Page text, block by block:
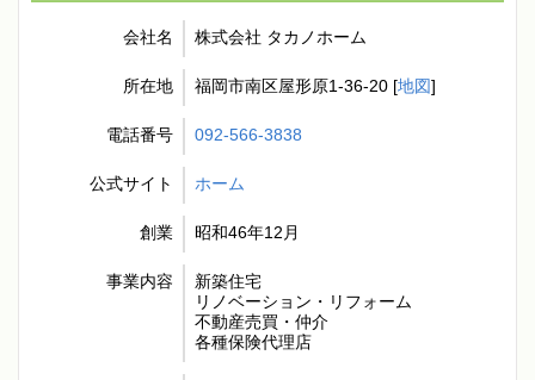
会社名 株式会社 タカノホーム
所在地 福岡市南区屋形原1-36-20 [地図]
電話番号 092-566-3838
公式サイト ホーム
創業 昭和46年12月
事業内容
新築住宅
リノベーション・リフォーム
不動産売買・仲介
各種保険代理店